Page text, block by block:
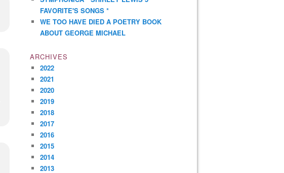
FAVORITE'S SONGS *
WE TOO HAVE DIED A POETRY BOOK
ABOUT GEORGE MICHAEL
ARCHIVES
2022
2021
2020
2019
2018
2017
2016
2015
2014
2013